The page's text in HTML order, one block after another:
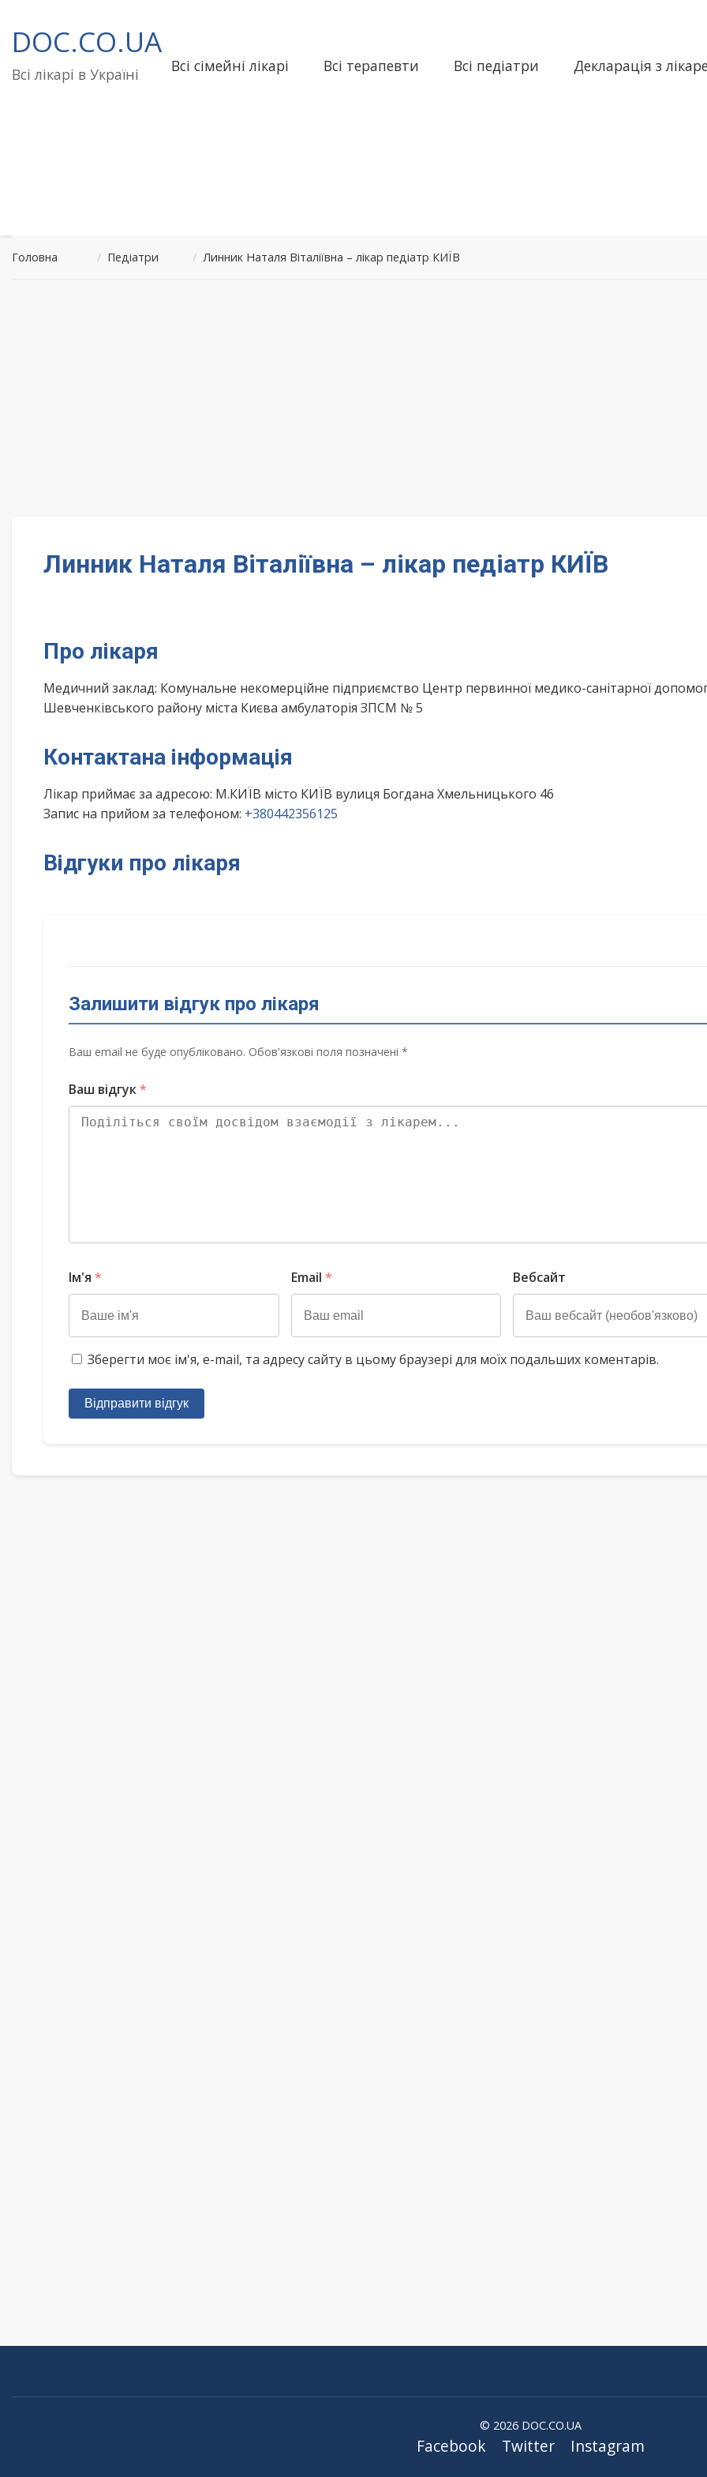
до
вмісту
DOC.CO.UA
Всі лікарі в Україні Всі сімейні лікарі Всі терапевти Всі педіатри Декларація з
Головна / Педіатри / Линник Наталя Віталіївна – лікар педіатр КИЇВ
Линник Наталя Віталіївна – лікар педіатр КИЇВ
Про лікаря
Медичний заклад: Комунальне некомерційне підприємство Центр первинної медико-санітарної
Шевченківського району міста Києва амбулаторія ЗПСМ № 5
Контактана інформація
Лікар приймає за адресою: М.КИЇВ місто КИЇВ вулиця Богдана Хмельницького 46
Запис на прийом за телефоном: +380442356125
Відгуки про лікаря
Залишити відгук про лікаря
Ваш email не буде опубліковано. Обов'язкові поля позначені *
Ваш відгук*
Ім'я * Email * Вебсайт
Зберегти моє ім'я, e-mail, та адресу сайту в цьому браузері для моїх подальших коментарів.
Відправити відгук
© 2026 DOC.CO.UA
Facebook Twitter Instagram